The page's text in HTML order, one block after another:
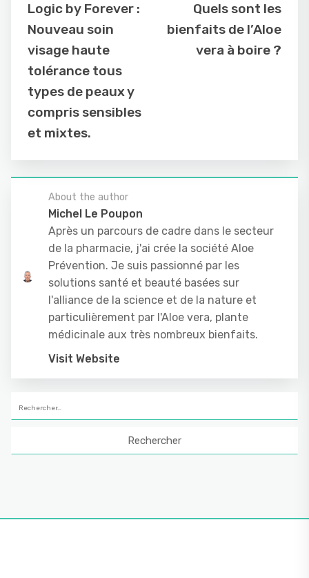
Logic by Forever :
Nouveau soin
visage haute
tolérance tous
types de peaux y
compris sensibles
et mixtes.
Quels sont les
bienfaits de l’Aloe
vera à boire ?
About the author
Michel Le Poupon
Après un parcours de cadre dans le secteur
de la pharmacie, j'ai crée la société Aloe
Prévention. Je suis passionné par les
solutions santé et beauté basées sur
l'alliance de la science et de la nature et
particulièrement par l'Aloe vera, plante
médicinale aux très nombreux bienfaits.
Visit Website